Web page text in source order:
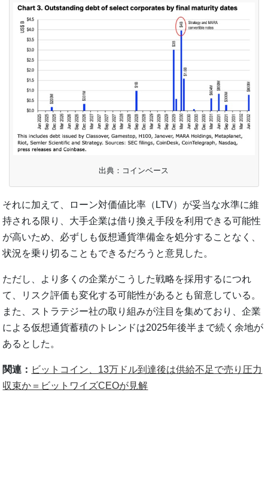
出典：コインベース
それに加えて、ローン対価値比率（LTV）が妥当な水準に維
持される限り、大手企業は借り換え手段を利用できる可能性
が高いため、必ずしも仮想通貨準備金を処分することなく、
状況を乗り切ることもできるだろうと意見した。
ただし、より多くの企業がこうした戦略を採用するにつれ
て、リスク評価も変化する可能性があるとも留意している。
また、ストラテジー社の取り組みが注目を集めており、企業
による仮想通貨蓄積のトレンドは2025年後半まで続く余地が
あるとした。
関連： ビットコイン、13万ドル到達後は供給不足で売り圧力
収束か＝ビットワイズCEOが見解